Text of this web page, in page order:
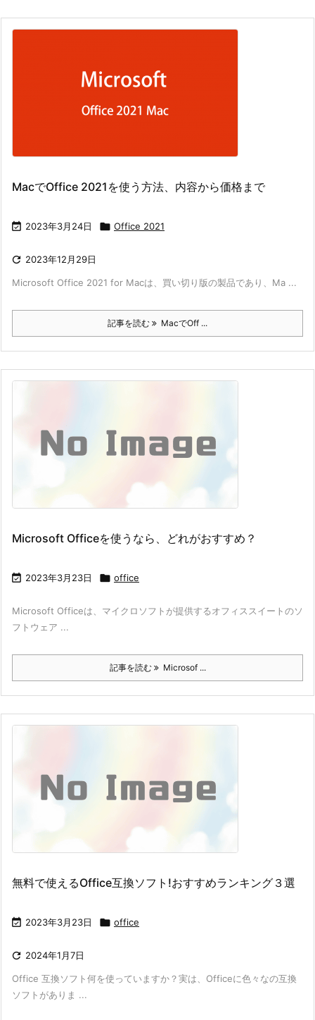
MacでOffice 2021を使う方法、内容から価格まで
 2023年3月24日  Office 2021
 2023年12月29日
Microsoft Office 2021 for Macは、買い切り版の製品であり、Ma ...
記事を読む MacでOff ...
Microsoft Officeを使うなら、どれがおすすめ？
 2023年3月23日  office
Microsoft Officeは、マイクロソフトが提供するオフィススイートのソ
フトウェア ...
記事を読む Microsof ...
無料で使えるOffice互換ソフト!おすすめランキング３選
 2023年3月23日  office
 2024年1月7日
Office 互換ソフト何を使っていますか？実は、Officeに色々なの互換
ソフトがありま ...